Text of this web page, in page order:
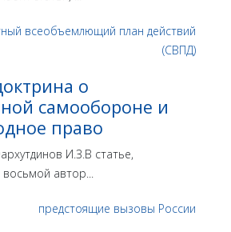
о
самообороне и
право
И.З.В статье,
автор...